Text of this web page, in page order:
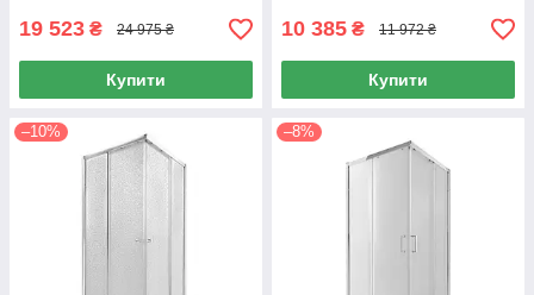
19 523 ₴ 24 975 ₴
Купити
10 385 ₴ 11 972 ₴
Купити
–10% –8%